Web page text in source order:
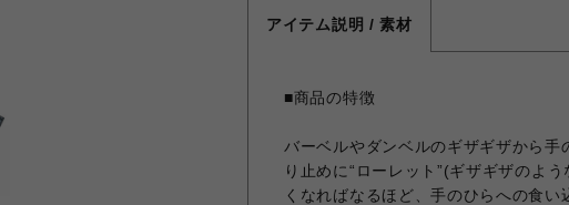
アイテム説明 / 素材
■商品の特徴
バーベルやダンベルのギザギザから
り止めに“ローレット”(ギザギザのよ
くなればなるほど、手のひらへの食